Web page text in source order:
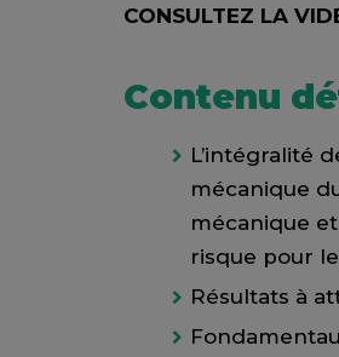
CONSULTEZ LA
Contenu
L’intégralité
mécanique
mécanique
risque pour
Résultats à